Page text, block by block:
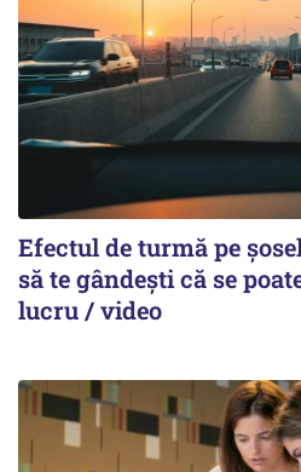
Efectul de turmă pe
să te gândești că se
lucru / video